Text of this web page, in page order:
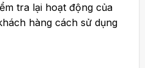
tra lại hoạt động của
hàng cách sử dụng